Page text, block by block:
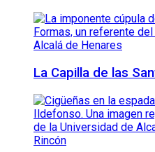
La Capilla de las